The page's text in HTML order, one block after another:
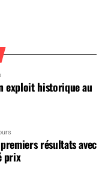
exploit historique au
résultats avec
prix